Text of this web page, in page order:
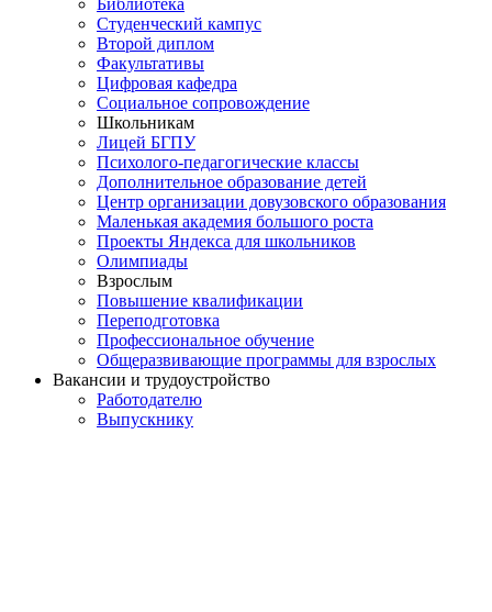
Библиотека
Студенческий кампус
Второй диплом
Факультативы
Цифровая кафедра
Социальное сопровождение
Школьникам
Лицей БГПУ
Психолого-педагогические классы
Дополнительное образование детей
Центр организации довузовского образования
Маленькая академия большого роста
Проекты Яндекса для школьников
Олимпиады
Взрослым
Повышение квалификации
Переподготовка
Профессиональное обучение
Общеразвивающие программы для взрослых
Вакансии и трудоустройство
Работодателю
Выпускнику